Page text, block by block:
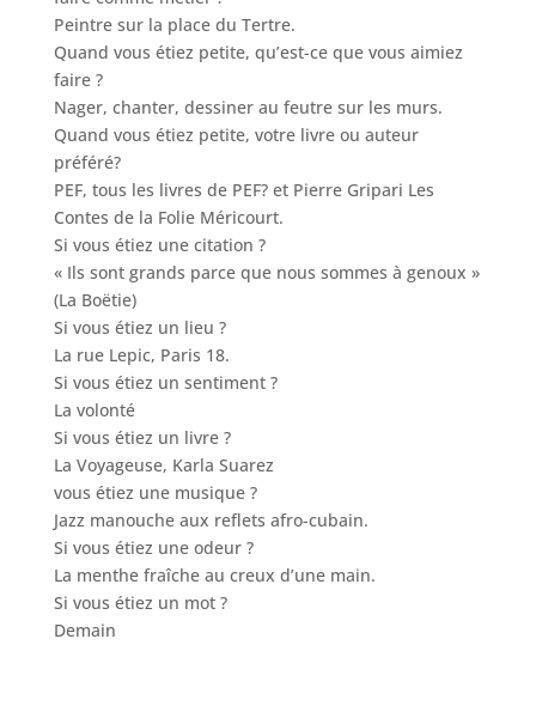
Peintre sur la place du Tertre.
Quand vous étiez petite, qu’est-ce que vous aimiez
faire ?
Nager, chanter, dessiner au feutre sur les murs.
Quand vous étiez petite, votre livre ou auteur
préféré?
PEF, tous les livres de PEF? et Pierre Gripari Les
Contes de la Folie Méricourt.
Si vous étiez une citation ?
« Ils sont grands parce que nous sommes à genoux »
(La Boëtie)
Si vous étiez un lieu ?
La rue Lepic, Paris 18.
Si vous étiez un sentiment ?
La volonté
Si vous étiez un livre ?
La Voyageuse, Karla Suarez
vous étiez une musique ?
Jazz manouche aux reflets afro-cubain.
Si vous étiez une odeur ?
La menthe fraîche au creux d’une main.
Si vous étiez un mot ?
Demain